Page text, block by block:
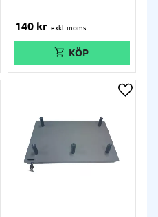
140 kr
till i önskelista Lägg